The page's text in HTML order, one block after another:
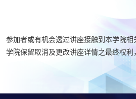
参加者或有机会透过讲座接触到本学院相
学院保留取消及更改讲座详情之最终权利